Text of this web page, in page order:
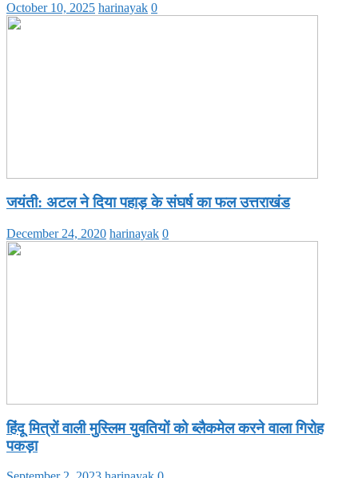
October 10, 2025 harinayak 0
जयंती: अटल ने दिया पहाड़ के संघर्ष का फल उत्तराखंड
December 24, 2020 harinayak 0
हिंदू मित्रों वाली मुस्लिम युवतियों को ब्लैकमेल करने वाला गिरोह
पकड़ा